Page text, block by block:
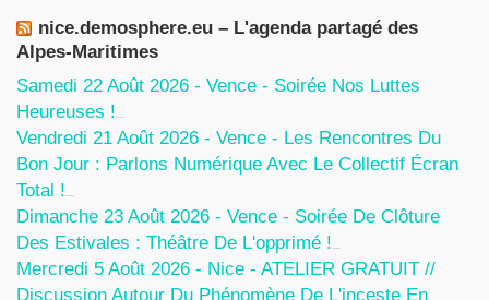
nice.demosphere.eu – L'agenda partagé des
Alpes-Maritimes
Samedi 22 Août 2026 - Vence - Soirée Nos Luttes
Heureuses !
Vendredi 21 Août 2026 - Vence - Les Rencontres Du
Bon Jour : Parlons Numérique Avec Le Collectif Écran
Total !
Dimanche 23 Août 2026 - Vence - Soirée De Clôture
Des Estivales : Théâtre De L'opprimé !
Mercredi 5 Août 2026 - Nice - ATELIER GRATUIT //
Discussion Autour Du Phénomène De L'inceste En